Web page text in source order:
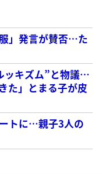
」発言が賛否…た
ッキズム”と物議…
た」とまる子が皮
トに…親子3人の